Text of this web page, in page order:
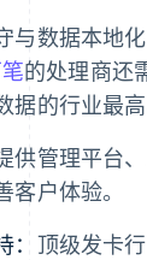
与数据本地
的处理商还
的行业最高
供管理平台
户体验。
顶级发卡